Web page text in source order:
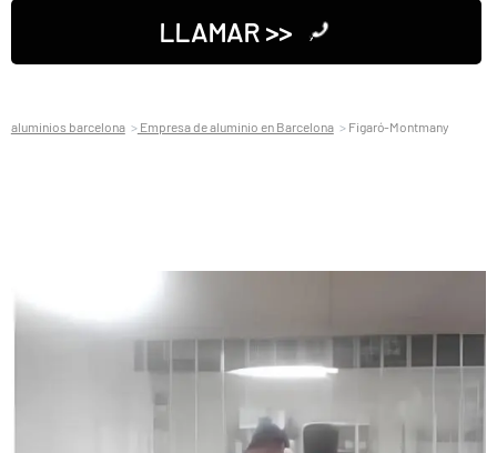
LLAMAR >>
aluminios barcelona Empresa de aluminio en Barcelona Figaró-Montmany